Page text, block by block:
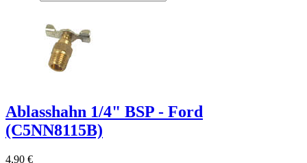
Ablasshahn 1/4" BSP - Ford
(C5NN8115B)
4,90 €